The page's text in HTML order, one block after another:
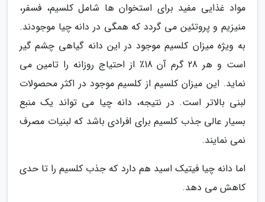
مواد غذایی مفید برای استخوان ها شامل کلسیم، فسفر،
منیزیم و پروتئین می گردد که همگی در دانه چیا موجودند.
به ویژه میزان کلسیم موجود در این دانه گیاهی چشم گیر
است و هر 28 گرم آن 18٪ از احتیاج روزانه را تامین می
نماید. این میزان کلسیم از کلسیم موجود در اکثر محصولات
لبنی بالاتر است. در نتیجه، دانه چیا می تواند یک منبع
بسیار عالی جذب کلسیم برای افرادی باشد که لبنیات مصرف
نمی نمایند.
اما دانه چیا فیتیک اسید هم دارد که جذب کلسیم را تا حدی
کاهش می دهد.